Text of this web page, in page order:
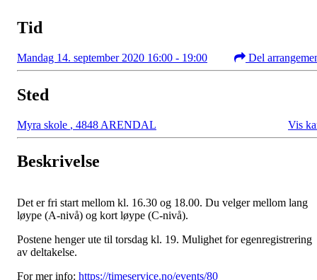
Tid
Mandag 14. september 2020 16:00 - 19:00 Del
Sted
Myra skole , 4848 ARENDAL Vis
Beskrivelse
Det er fri start mellom kl. 16.30 og 18.00. Du velger mellom lang
løype (A-nivå) og kort løype (C-nivå).
Postene henger ute til torsdag kl. 19. Mulighet for egenregistrering
av deltakelse.
For mer info: https://timeservice.no/events/80